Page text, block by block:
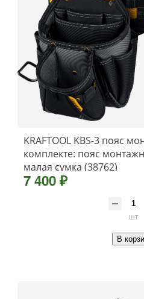
KRAFTOOL KBS-3 пояс
комплекте: пояс
малая сумка (38762)
7 400 ₽
шт
В